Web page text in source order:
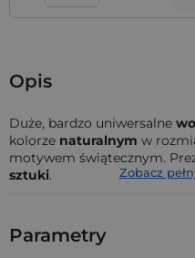
Opis
Duże, bardzo uniwersalne
kolorze naturalnym w
motywem świątecznym.
sztuki.
rodzaju materiału, cechują
Zobacz
Parametry